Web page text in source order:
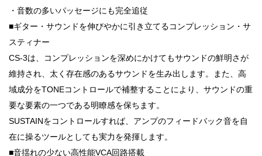
・音数の多いパッセージにも完全追従
■ギター・サウンドを伸びやかに引き立てるコンプレッション・サ
スティナー
CS-3は、コンプレッションを深めにかけてもサウンドの鮮明さが
維持され、太く存在感のあるサウンドを生み出します。また、高
域成分をTONEコントロールで補整することにより、サウンドの重
要な要素の一つである明瞭感を保ちます。
SUSTAINをコントロールすれば、アンプのフィードバック音を自
在に操るツールとしても実力を発揮します。
■音揺れの少ない高性能VCA回路搭載